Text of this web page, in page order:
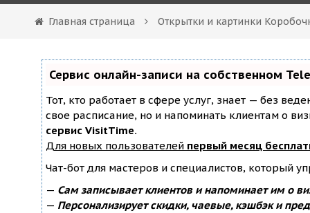
Главная страница Открытки и картинки
Сервис онлайн-записи на собственном
Тот, кто работает в сфере услуг, знает — без
свое расписание, но и напоминать клиентам о
сервис VisitTime.
Для новых пользователей первый месяц
Чат-бот для мастеров и специалистов, который
— Сам записывает клиентов и напоминает им о
— Персонализирует скидки, чаевые, кэшбэк и